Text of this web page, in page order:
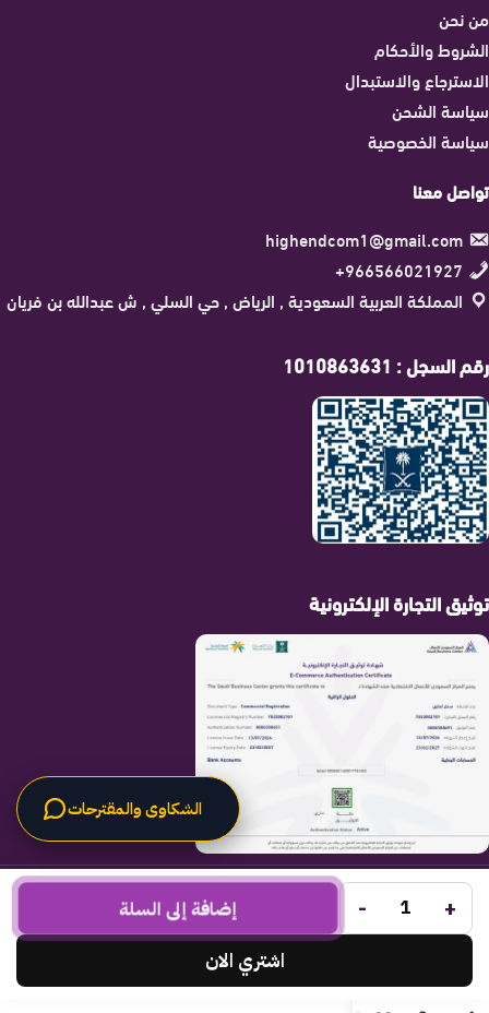
من نحن
الشروط والأحكام
الاسترجاع والاستبدال
سياسة الشحن
سياسة الخصوصية
تواصل معنا
highendcom1@gmail.com
966566021927+
المملكة العربية السعودية , الرياض , حي السلي , ش عبدالله بن فريان
رقم السجل : 1010863631
توثيق التجارة الإلكترونية
جميع الحقوق محفوظة لـالحلول الراقية© 2025.
تم التطوير بواسطةCode Times
. +
- إضافة إلى السلة
اشتري الان
الشكاوى والمقترحات